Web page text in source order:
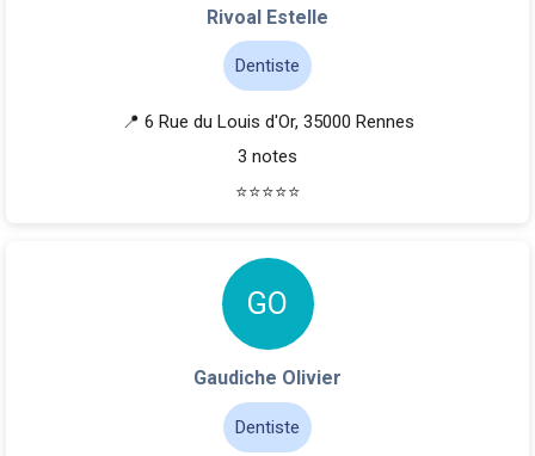
Rivoal Estelle
Dentiste
📍 6 Rue du Louis d'Or, 35000 Rennes
3 notes
⭐⭐⭐⭐⭐
GO
Gaudiche Olivier
Dentiste